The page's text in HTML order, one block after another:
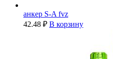
анкер S-A fvz
42.48 ₽ В корзину